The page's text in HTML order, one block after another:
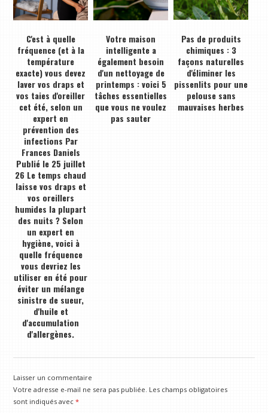
C'est à quelle
fréquence (et à la
température
exacte) vous devez
laver vos draps et
vos taies d'oreiller
cet été, selon un
expert en
prévention des
infections Par
Frances Daniels
Publié le 25 juillet
26 Le temps chaud
laisse vos draps et
vos oreillers
humides la plupart
des nuits ? Selon
un expert en
hygiène, voici à
quelle fréquence
vous devriez les
utiliser en été pour
éviter un mélange
sinistre de sueur,
d'huile et
d'accumulation
d'allergènes.
Votre maison
intelligente a
également besoin
d'un nettoyage de
printemps : voici 5
tâches essentielles
que vous ne voulez
pas sauter
Pas de produits
chimiques : 3
façons naturelles
d'éliminer les
pissenlits pour une
pelouse sans
mauvaises herbes
Laisser un commentaire
Votre adresse e-mail ne sera pas publiée. Les champs obligatoires
sont indiqués avec*